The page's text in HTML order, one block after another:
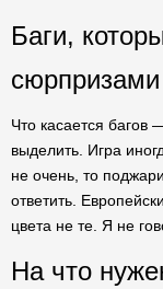
Баги,
сюрпризами
Что касается багов
выделить. Игра
не очень, то
ответить.
цвета не те. Я не
На что